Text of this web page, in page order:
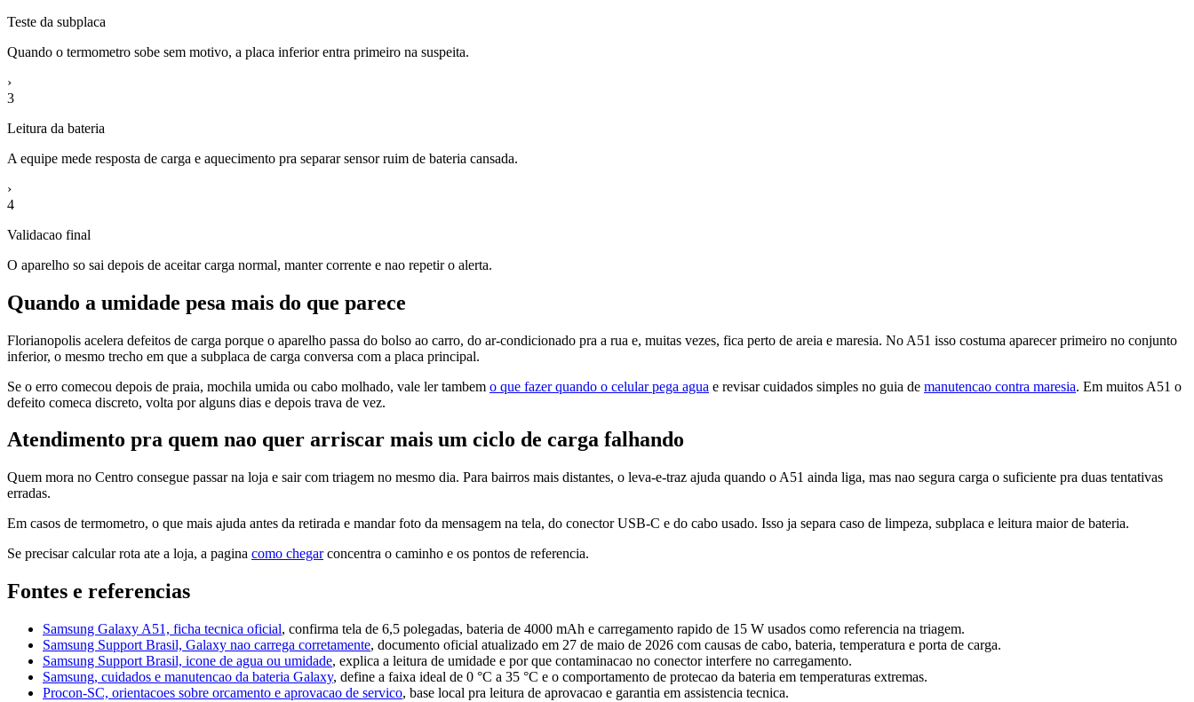
Teste da subplaca
Quando o termometro sobe sem motivo, a placa inferior entra primeiro na suspeita.
›
3
Leitura da bateria
A equipe mede resposta de carga e aquecimento pra separar sensor ruim de bateria cansada.
›
4
Validacao final
O aparelho so sai depois de aceitar carga normal, manter corrente e nao repetir o alerta.
Quando a umidade pesa mais do que parece
Florianopolis acelera defeitos de carga porque o aparelho passa do bolso ao carro, do ar-condicionado pra a rua e, muitas vezes, fica perto de areia e maresia. No A51 isso costuma aparecer primeiro no conjunto
inferior, o mesmo trecho em que a subplaca de carga conversa com a placa principal.
Se o erro comecou depois de praia, mochila umida ou cabo molhado, vale ler tambem o que fazer quando o celular pega agua e revisar cuidados simples no guia de manutencao contra maresia. Em muitos A51 o
defeito comeca discreto, volta por alguns dias e depois trava de vez.
Atendimento pra quem nao quer arriscar mais um ciclo de carga falhando
Quem mora no Centro consegue passar na loja e sair com triagem no mesmo dia. Para bairros mais distantes, o leva-e-traz ajuda quando o A51 ainda liga, mas nao segura carga o suficiente pra duas tentativas
erradas.
Em casos de termometro, o que mais ajuda antes da retirada e mandar foto da mensagem na tela, do conector USB-C e do cabo usado. Isso ja separa caso de limpeza, subplaca e leitura maior de bateria.
Se precisar calcular rota ate a loja, a pagina como chegar concentra o caminho e os pontos de referencia.
Fontes e referencias
Samsung Galaxy A51, ficha tecnica oficial, confirma tela de 6,5 polegadas, bateria de 4000 mAh e carregamento rapido de 15 W usados como referencia na triagem.
Samsung Support Brasil, Galaxy nao carrega corretamente, documento oficial atualizado em 27 de maio de 2026 com causas de cabo, bateria, temperatura e porta de carga.
Samsung Support Brasil, icone de agua ou umidade, explica a leitura de umidade e por que contaminacao no conector interfere no carregamento.
Samsung, cuidados e manutencao da bateria Galaxy, define a faixa ideal de 0 °C a 35 °C e o comportamento de protecao da bateria em temperaturas extremas.
Procon-SC, orientacoes sobre orcamento e aprovacao de servico, base local pra leitura de aprovacao e garantia em assistencia tecnica.